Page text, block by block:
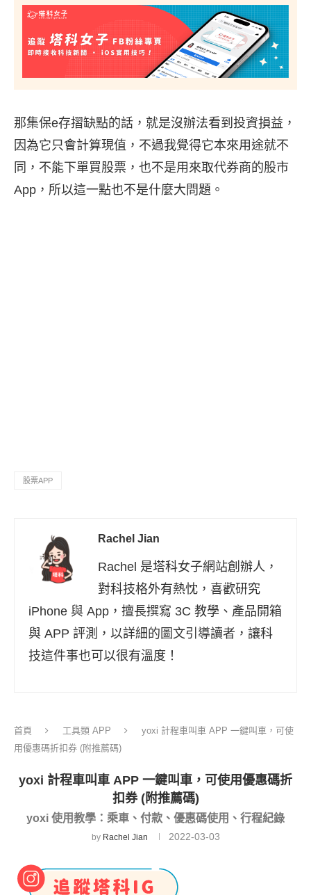
那集保e存摺缺點的話，就是沒辦法看到投資損益，
因為它只會計算現值，不過我覺得它本來用途就不
同，不能下單買股票，也不是用來取代券商的股市
App，所以這一點也不是什麼大問題。
股票APP
Rachel Jian
Rachel 是塔科女子網站創辦人，
對科技格外有熱忱，喜歡研究
iPhone 與 App，擅長撰寫 3C 教學、產品開箱
與 APP 評測，以詳細的圖文引導讀者，讓科
技這件事也可以很有溫度！
首頁 工具類 APP
yoxi 計程車叫車 APP 一鍵叫車，可使
用優惠碼折扣券 (附推薦碼)
yoxi 計程車叫車 APP 一鍵叫車，可使用優惠碼折
扣券 (附推薦碼)
yoxi 使用教學：乘車、付款、優惠碼使用、行程紀錄
by Rachel Jian 2022-03-03